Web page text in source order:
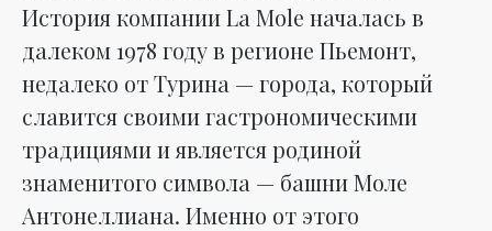
История компании La Mole началась в
далеком 1978 году в регионе Пьемонт,
недалеко от Турина — города, который
славится своими гастрономическими
традициями и является родиной
знаменитого символа — башни Моле
Антонеллиана. Именно от этого